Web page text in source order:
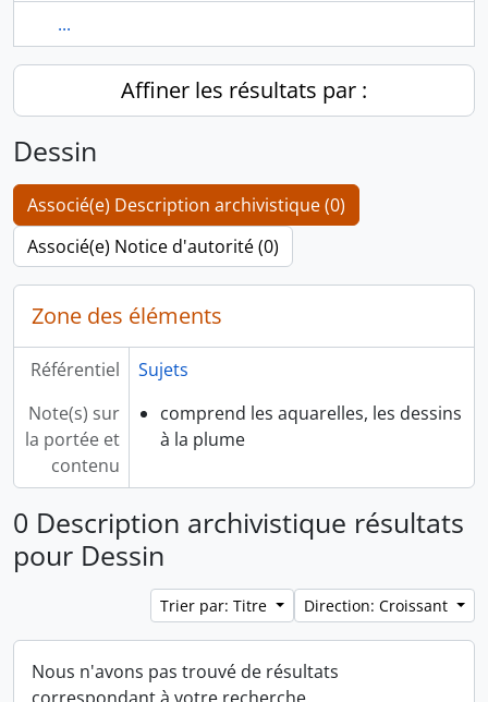
...
Affiner les résultats par :
Dessin
Associé(e) Description archivistique (0)
Associé(e) Notice d'autorité (0)
Zone des éléments
Référentiel
Sujets
Note(s) sur
la portée et
contenu
comprend les aquarelles, les dessins
à la plume
0 Description archivistique résultats
pour Dessin
Trier par: Titre Direction: Croissant
Nous n'avons pas trouvé de résultats